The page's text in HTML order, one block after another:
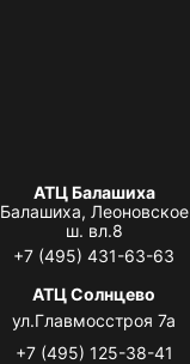
АТЦ Балашиха
Балашиха, Леоновское
ш. вл.8
+7 (495) 431-63-63
АТЦ Солнцево
ул.Главмосстроя 7а
+7 (495) 125-38-41